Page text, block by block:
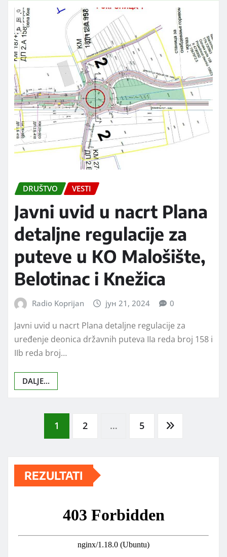
DRUŠTVO VESTI
Javni uvid u nacrt Plana
detaljne regulacije za
puteve u KO Malošište,
Belotinac i Knežica
Radio Koprijan јун 21, 2024 0
Javni uvid u nacrt Plana detaljne regulacije za
uređenje deonica državnih puteva IIa reda broj 158 i
IIb reda broj…
DALJE...
Posts
pagination
1 2 … 5
REZULTATI